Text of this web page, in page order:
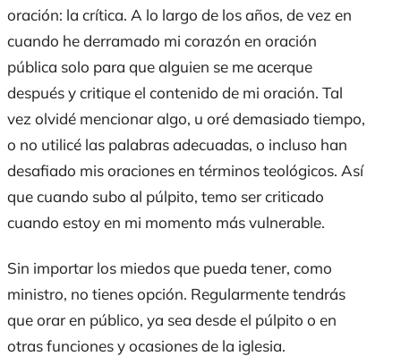
oración: la crítica. A lo largo de los años, de vez en
cuando he derramado mi corazón en oración
pública solo para que alguien se me acerque
después y critique el contenido de mi oración. Tal
vez olvidé mencionar algo, u oré demasiado tiempo,
o no utilicé las palabras adecuadas, o incluso han
desafiado mis oraciones en términos teológicos. Así
que cuando subo al púlpito, temo ser criticado
cuando estoy en mi momento más vulnerable.
Sin importar los miedos que pueda tener, como
ministro, no tienes opción. Regularmente tendrás
que orar en público, ya sea desde el púlpito o en
otras funciones y ocasiones de la iglesia.